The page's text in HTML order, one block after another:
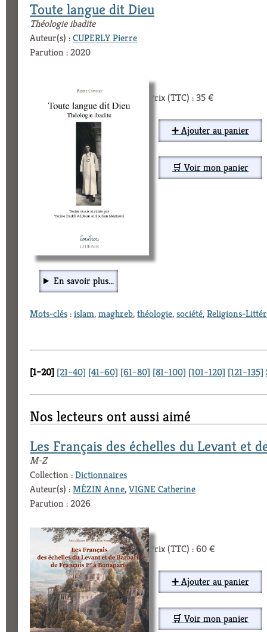
Toute langue dit Dieu
Théologie ibadite
Auteur(s) :CUPERLY Pierre
Parution : 2020
Prix (TTC) : 35 €
➕ Ajouter au panier
🛒 Voir mon panier
En savoir plus...
Mots-clés:islam,maghreb,théologie,société,Religions-
[1–20] [21–40] [41–60] [61–80] [81–100] [101–120] [121–135]
Nos lecteurs ont aussi aimé
Les Français des échelles du Levant et
M-Z
Collection :Dictionnaires
Auteur(s) :MÉZIN Anne,VIGNE Catherine
Parution : 2026
Prix (TTC) : 60 €
➕ Ajouter au panier
🛒 Voir mon panier